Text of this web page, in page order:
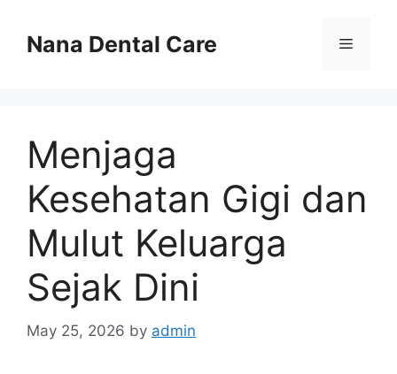
contentNana Dental Care Menu
Menjaga
Kesehatan Gigi dan
Mulut Keluarga
Sejak Dini
May 25, 2026 by admin